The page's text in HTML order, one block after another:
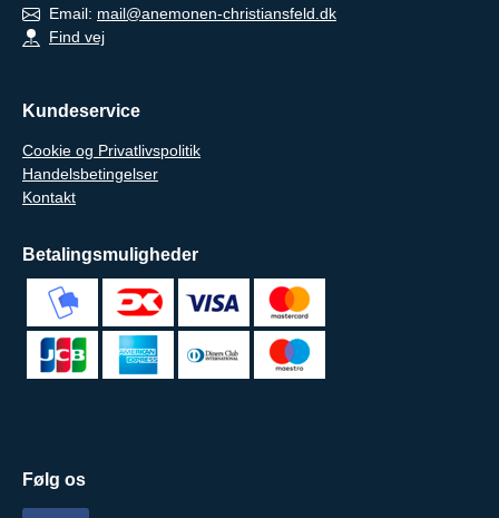
Email: mail@anemonen-christiansfeld.dk
Find vej
Kundeservice
Cookie og Privatlivspolitik
Handelsbetingelser
Kontakt
Betalingsmuligheder
Følg os